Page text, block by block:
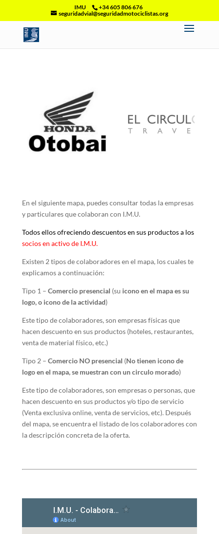
IMU
+34 605 806 676
seguridadvial@seguridadmotociclistas.org
En el siguiente mapa, puedes consultar todas la empresas
y particulares que colaboran con I.M.U.
Todos ellos ofreciendo descuentos en sus productos a los
socios en activo de I.M.U.
Existen 2 tipos de colaboradores en el mapa, los cuales te
explicamos a continuación:
Tipo 1 – Comercio presencial (su icono en el mapa es su
logo, o icono de la actividad)
Este tipo de colaboradores, son empresas físicas que
hacen descuento en sus productos (hoteles, restaurantes,
venta de material físico, etc.)
Tipo 2 – Comercio NO presencial (No tienen icono de
logo en el mapa, se muestran con un circulo morado)
Este tipo de colaboradores, son empresas o personas, que
hacen descuento en sus productos y/o tipo de servicio
(Venta exclusiva online, venta de servicios, etc). Después
del mapa, se encuentra el listado de los colaboradores con
la descripción concreta de la oferta.